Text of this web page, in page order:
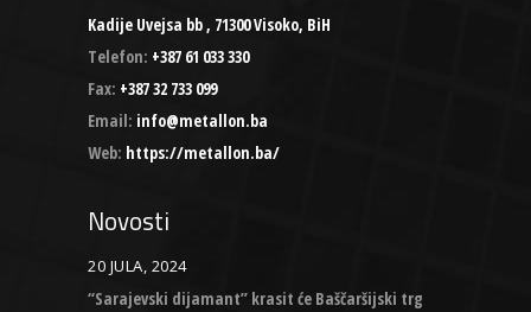
Kadije Uvejsa bb , 71300 Visoko, BiH
Telefon: +387 61 033 330
Fax: +387 32 733 099
Email: info@metallon.ba
Web: https://metallon.ba/
Novosti
20 JULA, 2024
“Sarajevski dijamant” krasit će Baščaršijski trg